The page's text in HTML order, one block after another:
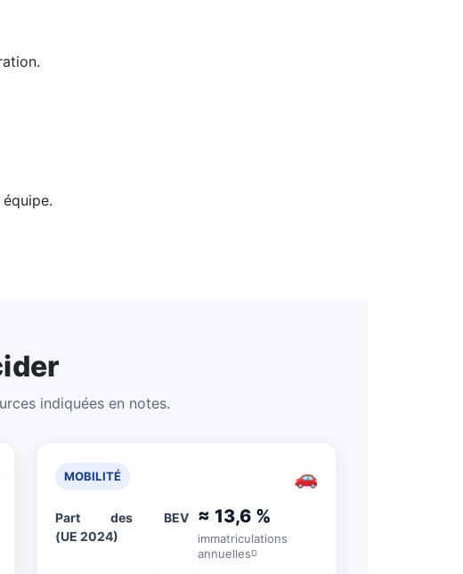
indiquées en notes.
MOBILITÉ 🚗
Part des BEV
(UE 2024)
≈ 13,6 %
immatriculations
annuellesD